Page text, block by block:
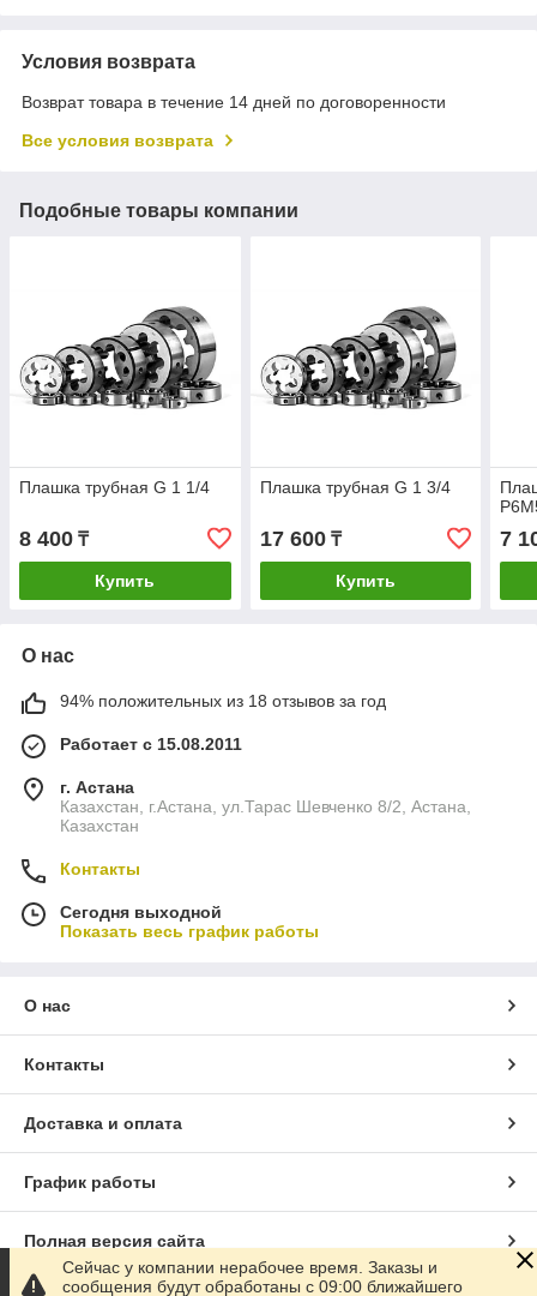
Условия возврата
Возврат товара в течение 14 дней по договоренности
Все условия возврата
Подобные товары компании
Плашка трубная G 1 1/4
8 400 ₸
Купить
Плашка трубная G 1 3/4
17 600₸
Купить
7
О нас
94% положительных из 18 отзывов за год
Работает с 15.08.2011
г. Астана
Казахстан, г.Астана, ул.Тарас Шевченко 8/2, Астана,
Казахстан
Контакты
Сегодня выходной
Показать весь график работы
О нас
Контакты
Доставка и оплата
График работы
Полная версия сайта
Сейчас у компании нерабочее время. Заказы и
сообщения будут обработаны с 09:00 ближайшего